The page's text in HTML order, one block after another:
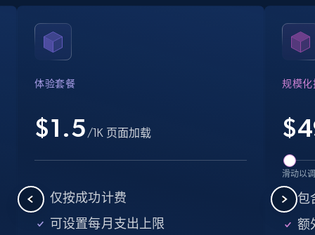
Crunchbase companies information
Name, URL, ID, Cb rank, Region, About,
Searching data by keyword
Name, URL, ID, Cb rank, Region, About,
Industries, Operating status, and more.
体验套餐
$1.5 /1K 页面加载
仅按成功计费
可设置每月支出上限
规模化
$
滑动以
包
额